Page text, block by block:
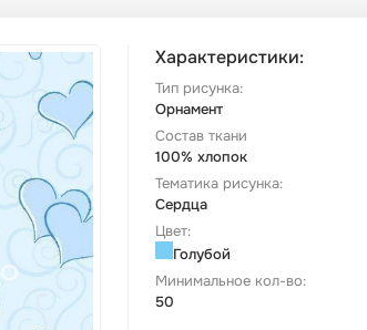
Характеристики:
Тип рисунка:
Орнамент
Состав ткани
100% хлопок
Тематика рисунка:
Сердца
Цвет:
Голубой
Минимальное кол-во:
50